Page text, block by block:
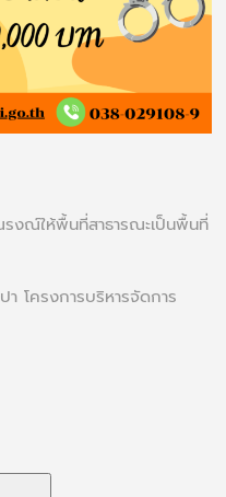
งณ์ให้พื้นที่สาธารณะเป็นพื้นที่
โครงการบริหารจัดการ